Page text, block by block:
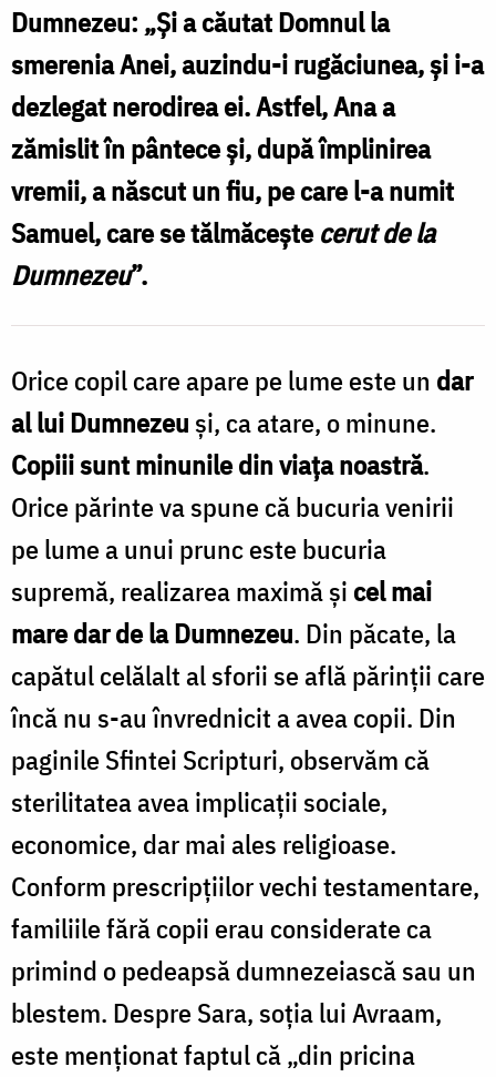
prunc
dăruit
de
Dumnezeu
Dumnezeu: „Şi a căutat Domnul la
smerenia Anei, auzindu-i rugăciunea, şi i-a
dezlegat nerodirea ei. Astfel, Ana a
zămislit în pântece şi, după împlinirea
vremii, a născut un fiu, pe care l-a numit
Samuel, care se tălmăceştecerut de la
Dumnezeu”.
Orice copil care apare pe lume este un dar
al lui Dumnezeuși, ca atare, o minune.
Copiii sunt minunile din viața noastră.
Orice părinte va spune că bucuria venirii
pe lume a unui prunc este bucuria
supremă, realizarea maximă șicel mai
mare dar de la Dumnezeu. Din păcate, la
capătul celălalt al sforii se află părinții care
încă nu s-au învrednicit a avea copii. Din
paginile Sfintei Scripturi, observăm că
sterilitatea avea implicații sociale,
economice, dar mai ales religioase.
Conform prescripțiilor vechi testamentare,
familiile fără copii erau considerate ca
primind o pedeapsă dumnezeiască sau un
blestem. Despre Sara, soția lui Avraam,
este menționat faptul că „din pricina